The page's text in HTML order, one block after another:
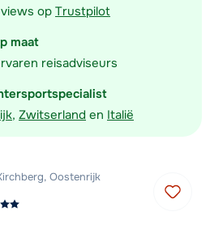
opTrustpilot
maat
reisadviseurs
, Zwitserland en Italië
Oostenrijk